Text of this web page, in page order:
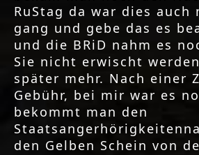
RuStag da war dies auch
gang und gebe das es
und die BRiD nahm es
Sie nicht erwischt
später mehr. Nach einer
Gebühr, bei mir war es
bekommt man den
den Gelben Schein von